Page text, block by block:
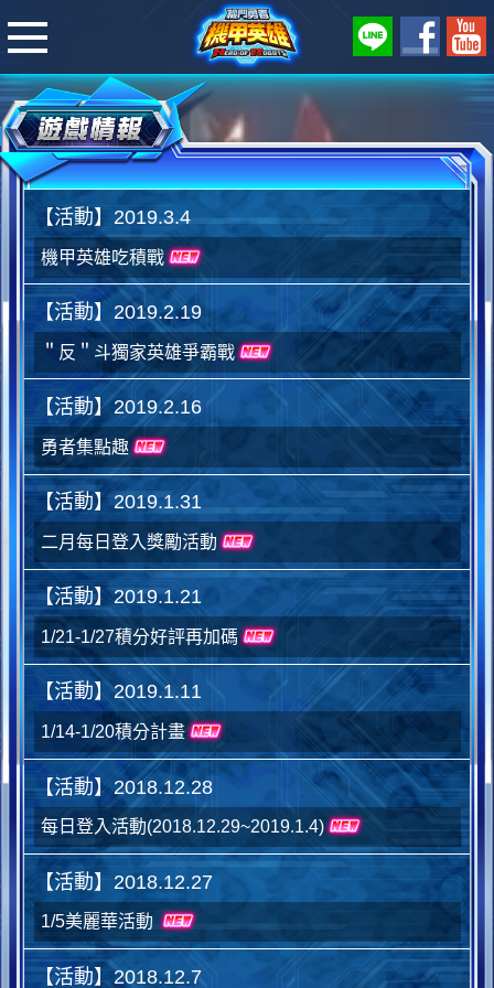
【活動】2019.3.4
機甲英雄吃積戰
【活動】2019.2.19
＂反＂斗獨家英雄爭霸戰
【活動】2019.2.16
勇者集點趣
【活動】2019.1.31
二月每日登入獎勵活動
【活動】2019.1.21
1/21-1/27積分好評再加碼
【活動】2019.1.11
1/14-1/20積分計畫
【活動】2018.12.28
每日登入活動(2018.12.29~2019.1.4)
【活動】2018.12.27
1/5美麗華活動
【活動】2018.12.7